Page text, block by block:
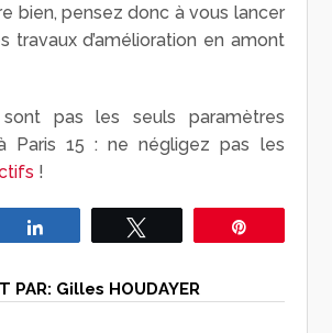
bien, pensez donc à vous lancer
travaux d’amélioration en amont
pas les seuls paramètres
Paris 15 : ne négligez pas les
!
PAR: Gilles HOUDAYER